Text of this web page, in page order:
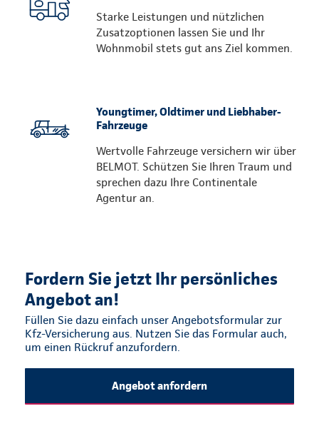
Starke Leistungen und nützlichen
Zusatzoptionen lassen Sie und Ihr
Wohnmobil stets gut ans Ziel kommen.
Youngtimer, Oldtimer und Liebhaber-
Fahrzeuge
Wertvolle Fahrzeuge versichern wir über
BELMOT. Schützen Sie Ihren Traum und
sprechen dazu Ihre Continentale
Agentur an.
Fordern Sie jetzt Ihr persönliches
Angebot an!
Füllen Sie dazu einfach unser Angebotsformular zur
Kfz-Versicherung aus. Nutzen Sie das Formular auch,
um einen Rückruf anzufordern.
Angebot anfordern